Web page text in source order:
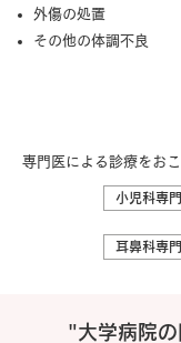
外傷の処置
その他の体調不良
専門医による診療をお
小児科専
耳鼻科専
"大学病院